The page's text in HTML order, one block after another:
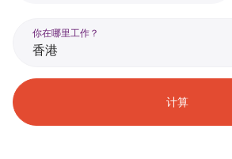
你在哪里工作？
香港
计算